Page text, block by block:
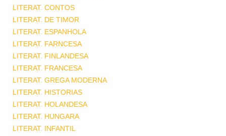
LITERAT. CONTOS
LITERAT. DE TIMOR
LITERAT. ESPANHOLA
LITERAT. FARNCESA
LITERAT. FINLANDESA
LITERAT. FRANCESA
LITERAT. GREGA MODERNA
LITERAT. HISTORIAS
LITERAT. HOLANDESA
LITERAT. HUNGARA
LITERAT. INFANTIL